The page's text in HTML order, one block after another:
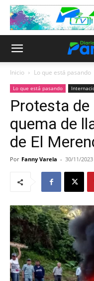
Inicio Lo que está pasando
Lo que está pasando
Protesta
quema de
de El
Por Fanny Varela - 30/11/2023